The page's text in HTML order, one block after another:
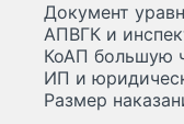
Документ
АПВГК и
КоАП большую
ИП и
Размер